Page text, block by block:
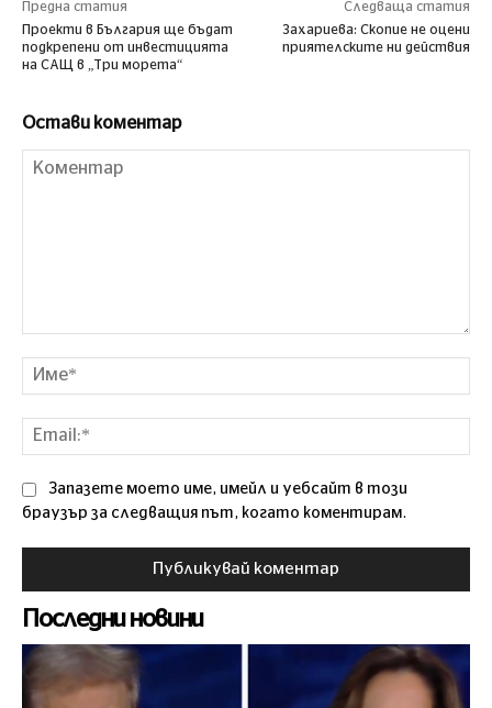
Предна статия
Проекти в България ще бъдат
подкрепени от инвестицията
на САЩ в „Три морета“
Следваща статия
Захариева: Скопие не оцени
приятелските ни действия
Остави коментар
Запазете моето име, имейл и уебсайт в този
браузър за следващия път, когато коментирам.
Последни новини